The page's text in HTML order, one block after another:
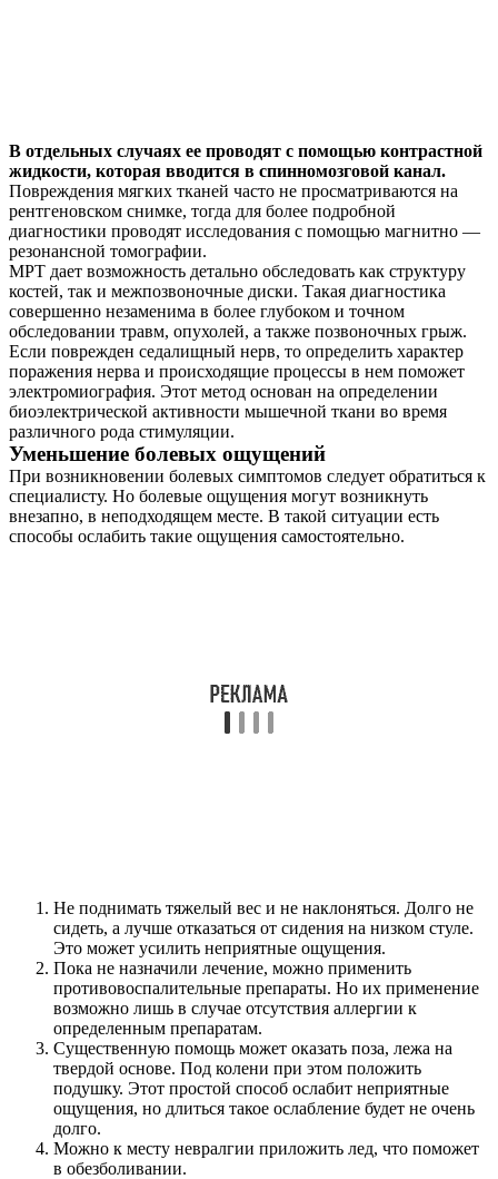
В отдельных случаях ее проводят с помощью контрастной
жидкости, которая вводится в спинномозговой канал.
Повреждения мягких тканей часто не просматриваются на
рентгеновском снимке, тогда для более подробной
диагностики проводят исследования с помощью магнитно —
резонансной томографии.
МРТ дает возможность детально обследовать как структуру
костей, так и межпозвоночные диски. Такая диагностика
совершенно незаменима в более глубоком и точном
обследовании травм, опухолей, а также позвоночных грыж.
Если поврежден седалищный нерв, то определить характер
поражения нерва и происходящие процессы в нем поможет
электромиография. Этот метод основан на определении
биоэлектрической активности мышечной ткани во время
различного рода стимуляции.
Уменьшение болевых ощущений
При возникновении болевых симптомов следует обратиться к
специалисту. Но болевые ощущения могут возникнуть
внезапно, в неподходящем месте. В такой ситуации есть
способы ослабить такие ощущения самостоятельно.
Не поднимать тяжелый вес и не наклоняться. Долго не
сидеть, а лучше отказаться от сидения на низком стуле.
Это может усилить неприятные ощущения.
Пока не назначили лечение, можно применить
противовоспалительные препараты. Но их применение
возможно лишь в случае отсутствия аллергии к
определенным препаратам.
Существенную помощь может оказать поза, лежа на
твердой основе. Под колени при этом положить
подушку. Этот простой способ ослабит неприятные
ощущения, но длиться такое ослабление будет не очень
долго.
Можно к месту невралгии приложить лед, что поможет
в обезболивании.